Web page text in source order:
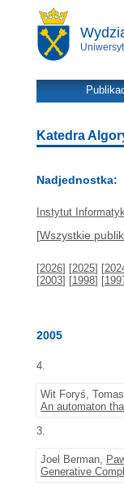
Katedra
Nadjednostka:
Instytut
[Wszystkie
[2026] [2025] [
[2003] [1998] [
2005
4.
Wit Foryś,
An automaton
3.
Joel Berman,
Generative